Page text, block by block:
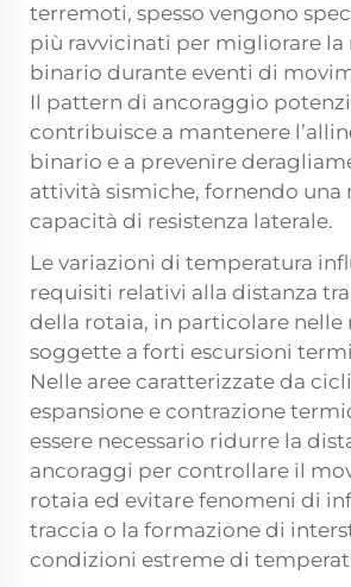
terremoti, spesso vengono
più ravvicinati per migliorare la
binario durante eventi di
Il pattern di ancoraggio
contribuisce a mantenere
binario e a prevenire
attività sismiche, fornendo una
capacità di resistenza laterale.
Le variazioni di temperatura
requisiti relativi alla distanza
della rotaia, in particolare nelle
soggette a forti escursioni
Nelle aree caratterizzate da
espansione e contrazione
essere necessario ridurre la
ancoraggi per controllare il
rotaia ed evitare fenomeni di
traccia o la formazione di
condizioni estreme di